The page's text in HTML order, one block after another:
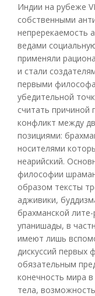
Индии на рубеже
собственными
непререкаемость
ведами
применяли
и стали
первыми
убедительной
считать
конфликт между
позициями:
носителями
неарийский.
философии
образом тексты
адживики,
брахманской
упанишады, в
имеют лишь
дискуссий первых
обязательным
конечность мира
тела,